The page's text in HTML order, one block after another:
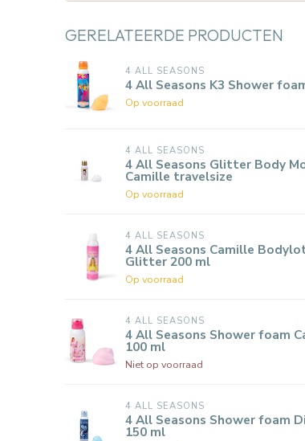
GERELATEERDE PRODUCTEN
4 ALL SEASONS
4 All Seasons K3 Shower
Op voorraad
4 ALL SEASONS
4 All Seasons Glitter Body
Camille travelsize
Op voorraad
4 ALL SEASONS
4 All Seasons Camille
Glitter 200 ml
Op voorraad
4 ALL SEASONS
4 All Seasons Shower foam
100 ml
Niet op voorraad
4 ALL SEASONS
4 All Seasons Shower foam
150 ml